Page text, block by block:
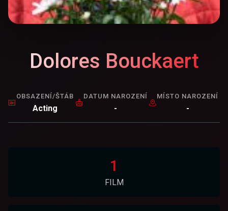
Dolores Bouckaert
OBSAZENÍ/ŠTÁB
Acting
DATUM NAROZENÍ
-
MÍSTO NAROZENÍ
-
1
FILM